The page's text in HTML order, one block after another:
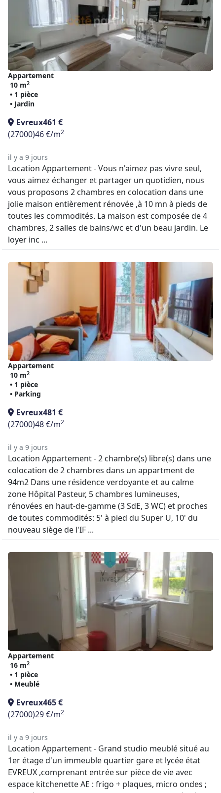
Appartement
10 m2
• 1 pièce
• Jardin
Evreux461 €
(27000)46 €/m2
il y a 9 jours
Location Appartement - Vous n'aimez pas vivre seul,
vous aimez échanger et partager un quotidien, nous
vous proposons 2 chambres en colocation dans une
jolie maison entièrement rénovée ,à 10 mn à pieds de
toutes les commodités. La maison est composée de 4
chambres, 2 salles de bains/wc et d'un beau jardin. Le
loyer inc ...
Appartement
10 m2
• 1 pièce
• Parking
Evreux481 €
(27000)48 €/m2
il y a 9 jours
Location Appartement - 2 chambre(s) libre(s) dans une
colocation de 2 chambres dans un appartment de
94m2 Dans une résidence verdoyante et au calme
zone Hôpital Pasteur, 5 chambres lumineuses,
rénovées en haut-de-gamme (3 SdE, 3 WC) et proches
de toutes commodités: 5' à pied du Super U, 10' du
nouveau siège de l'IF ...
Appartement
16 m2
• 1 pièce
• Meublé
Evreux465 €
(27000)29 €/m2
il y a 9 jours
Location Appartement - Grand studio meublé situé au
1er étage d'un immeuble quartier gare et lycée état
EVREUX ,comprenant entrée sur pièce de vie avec
espace kitchenette AE : frigo + plaques, micro ondes ;